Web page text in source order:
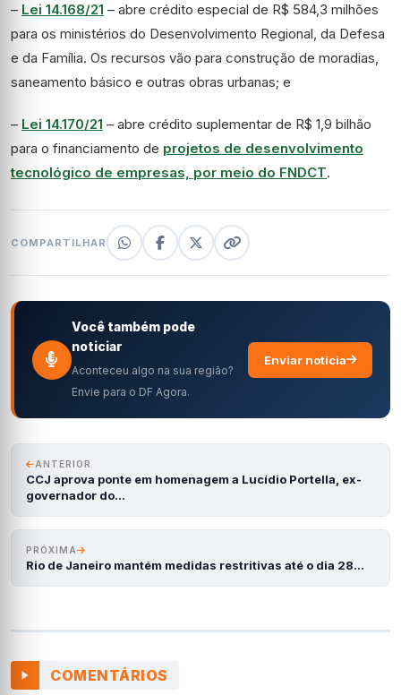
– Lei 14.168/21 – abre crédito especial de R$ 584,3 milhões
para os ministérios do Desenvolvimento Regional, da Defesa
e da Família. Os recursos vão para construção de moradias,
saneamento básico e outras obras urbanas; e
– Lei 14.170/21 – abre crédito suplementar de R$ 1,9 bilhão
para o financiamento de projetos de desenvolvimento
tecnológico de empresas, por meio do FNDCT.
COMPARTILHAR
Você também pode
noticiar
Aconteceu algo na sua região?
Envie para o DF Agora.
Enviar notícia
ANTERIOR
CCJ aprova ponte em homenagem a Lucídio Portella, ex-
governador do…
PRÓXIMA
Rio de Janeiro mantém medidas restritivas até o dia 28…
COMENTÁRIOS